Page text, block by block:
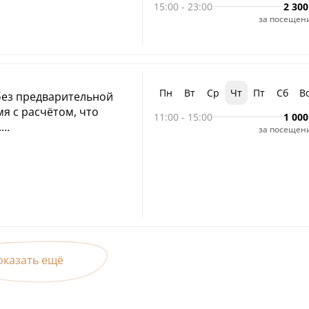
15:00 -23:00 2 300
за
предварительной
с расчётом, что
лиц с
Пн Вт Ср Чт Пт Сб
11:00 - 15:00 1 000
за
ещё